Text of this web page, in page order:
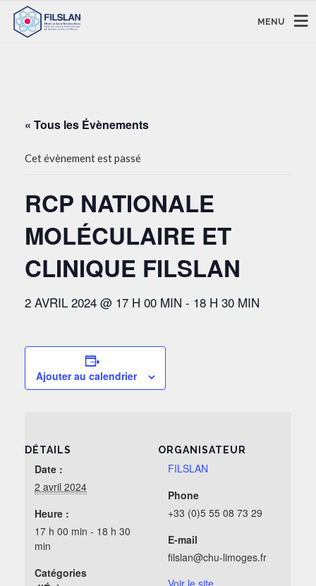
MENU
« Tous les Évènements
Cet évènement est passé
RCP NATIONALE
MOLÉCULAIRE ET
CLINIQUE FILSLAN
2 AVRIL 2024 @ 17 H 00 MIN - 18 H 30 MIN
Ajouter au calendrier
DÉTAILS
Date :
2 avril 2024
Heure :
17 h 00 min - 18 h 30
min
Catégories
ORGANISATEUR
FILSLAN
Phone
+33 (0)5 55 08 73 29
E-mail
filslan@chu-limoges.fr
Voir le site